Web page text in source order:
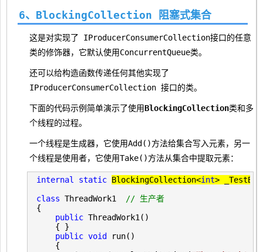
6、BlockingCollection 阻塞式集合
这是对实现了 IProducerConsumerCollection接口的任意
类的修饰器，它默认使用ConcurrentQueue类。
还可以给构造函数传递任何其他实现了
IProducerConsumerCollection 接口的类。
下面的代码示例简单演示了使用BlockingCollection类和多
个线程的过程。
一个线程是生成器，它使用Add()方法给集合写入元素，另一
个线程是使用者，它使用Take()方法从集合中提取元素：
internal static BlockingCollection<int>
class ThreadWork1 // 生产者
{
public ThreadWork1()
    { }
public void
run()
    {